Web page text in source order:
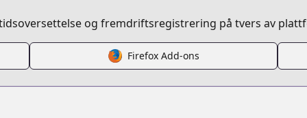
www.cdjapan.co.jp/person_name/青色まろ
og fremdriftsregistrering på tvers av
Firefox Add-ons